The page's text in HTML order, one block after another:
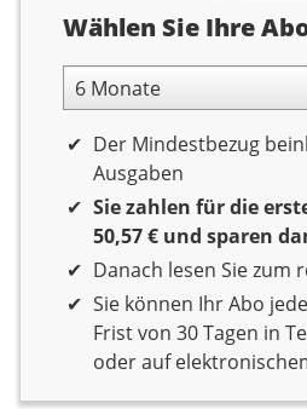
Abolaufzeit
Wählen Sie Ihre
6 Monate Laufzeit
Der Mindestbezug
Ausgaben
Sie zahlen für die
50,57 € und sparen
Danach lesen Sie zum
Sie können Ihr Abo
Frist von 30 Tagen in
oder auf